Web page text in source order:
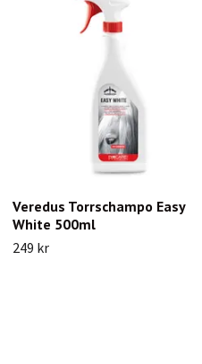
Veredus Torrschampo Easy
White 500ml
249 kr